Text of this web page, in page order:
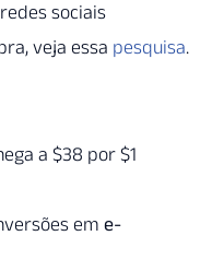
sociais
veja essa pesquisa.
a $38 por $1
em e-